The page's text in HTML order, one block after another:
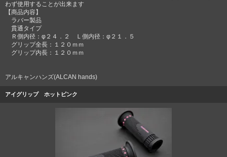
わず使用することが出来ます
【商品内容】
ラバー製品
貫通タイプ
Ｒ側内径：φ２４．２ Ｌ側内径：φ２１．５
グリップ全長：１２０ｍｍ
グリップ内長：１２０ｍｍ
アルキャンハンズ(ALCAN hands)
アイグリップ ホットピンク